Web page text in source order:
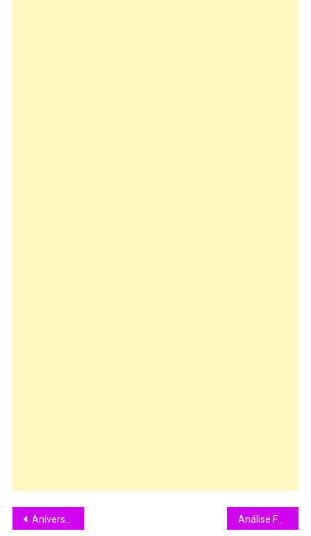
Aniversário 58 Anos de Ronaldo Giovanelli